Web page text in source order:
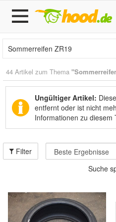
44 Artikel zum Thema
Ungültiger Artikel:
entfernt oder ist nicht
Informationen zu diesem
Filter
Suche